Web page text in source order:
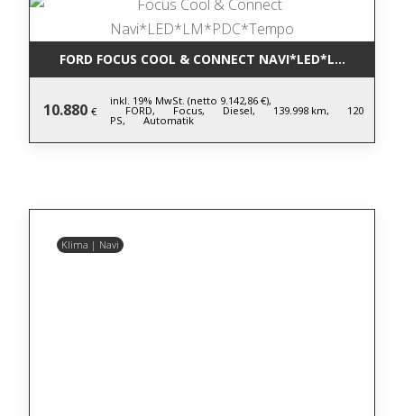
FORD FOCUS COOL & CONNECT
10.880 €
inkl. 19% MwSt. (netto 9.142,86 €),
FORD, Focus, Diesel, 139.998 km, 120
PS, Automatik
Klima | Navi